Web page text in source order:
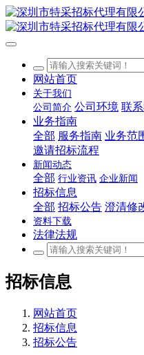
网站首页
关于我们
公司简介 公司环境 联
业务指南
全部 服务指南 业务范
邀请招标流程
新闻动态
全部 行业资讯 企业新闻
招标信息
全部 招标公告 澄清修
资料下载
法律法规
招标信息
网站首页
招标信息
招标公告